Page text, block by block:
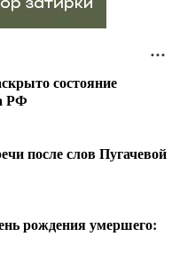
состояние
РФ
после слов Пугачевой
рождения умершего: